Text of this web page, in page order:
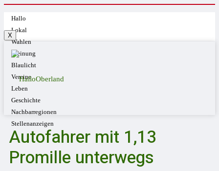
Hallo
Lokal
Wahlen
Meinung
Blaulicht
Vereine
Leben
Geschichte
Nachbarregionen
Stellenanzeigen
X
Autofahrer mit 1,13
Promille unterwegs